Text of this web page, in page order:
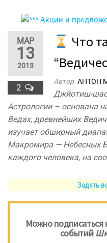
МАР
13
2013
2
Что
Автор АНТОН
Джйотиш-
Астрологии – основана
Ведах, древнейших
изучает обширный
Макромира — Небесных
каждого человека, на
Задать
Можно подписаться
событий